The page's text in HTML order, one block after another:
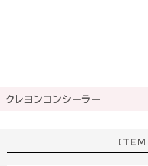
クレヨンコンシーラー
ITEM